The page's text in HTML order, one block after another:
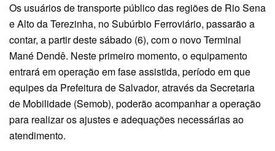
Os usuários de transporte público das regiões de Rio Sena
e Alto da Terezinha, no Subúrbio Ferroviário, passarão a
contar, a partir deste sábado (6), com o novo Terminal
Mané Dendê. Neste primeiro momento, o equipamento
entrará em operação em fase assistida, período em que
equipes da Prefeitura de Salvador, através da Secretaria
de Mobilidade (Semob), poderão acompanhar a operação
para realizar os ajustes e adequações necessárias ao
atendimento.